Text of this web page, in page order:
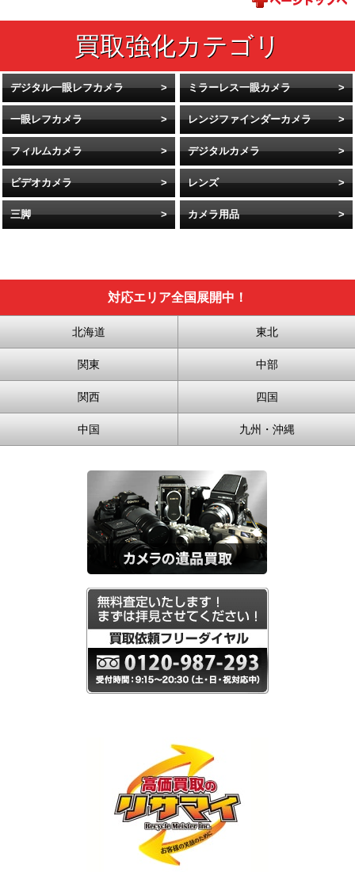
デジタル一眼レフカメラ ミラーレス一眼カメラ
一眼レフカメラ レンジファインダーカメラ
フィルムカメラ デジタルカメラ
ビデオカメラ レンズ
三脚 カメラ用品
対応エリア全国展開中！
北海道 東北
関東 中部
関西 四国
中国 九州・沖縄